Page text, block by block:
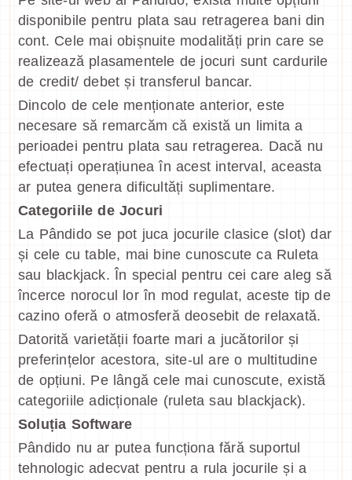
disponibile pentru plata sau retragerea bani din
cont. Cele mai obișnuite modalități prin care se
realizează plasamentele de jocuri sunt cardurile
de credit/ debet și transferul bancar.
Dincolo de cele menționate anterior, este
necesare să remarcăm că există un limita a
perioadei pentru plata sau retragerea. Dacă nu
efectuați operațiunea în acest interval, aceasta
ar putea genera dificultăți suplimentare.
Categoriile de Jocuri
La Pândido se pot juca jocurile clasice (slot) dar
și cele cu table, mai bine cunoscute ca Ruleta
sau blackjack. În special pentru cei care aleg să
încerce norocul lor în mod regulat, aceste tip de
cazino oferă o atmosferă deosebit de relaxată.
Datorită varietății foarte mari a jucătorilor și
preferințelor acestora, site-ul are o multitudine
de opțiuni. Pe lângă cele mai cunoscute, există
categoriile adicționale (ruleta sau blackjack).
Soluția Software
Pândido nu ar putea funcționa fără suportul
tehnologic adecvat pentru a rula jocurile și a